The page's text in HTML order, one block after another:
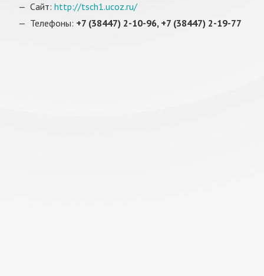
Сайт: http://tsch1.ucoz.ru/
Телефоны: +7 (38447) 2-10-96, +7 (38447) 2-19-77